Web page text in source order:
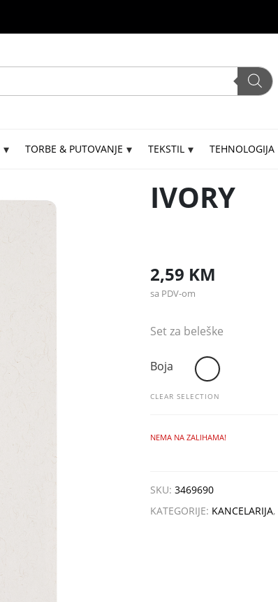
TORBE & PUTOVANJE TEKSTIL TEHNOLOGIJA
IVORY
2,59 KM
sa PDV-om
Set za beleške
Boja
CLEAR SELECTION
NEMA NA ZALIHAMA!
SKU: 3469690
KATEGORIJE: KANCELARIJA,